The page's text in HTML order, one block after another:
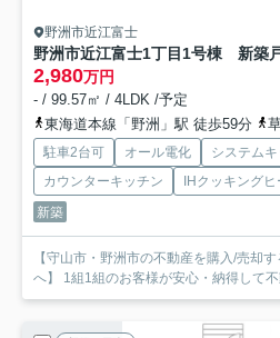
野洲市近江富士
野洲市近江富士1丁目1号棟 新築
2,980万円
- / 99.57㎡ / 4LDK /予定
東海道本線「野洲」駅 徒歩59分
駐車2台可 オール電化
システム
カウンターキッチン
IHクッキング
新築
【守山市・野洲市の不動産を購入/売却
へ】 1組1組のお客様が安心・納得して